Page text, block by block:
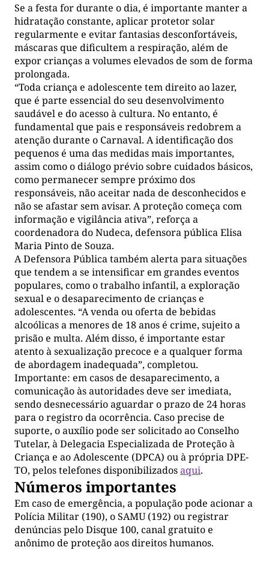
Se a festa for durante o dia, é importante manter a
hidratação constante, aplicar protetor solar
regularmente e evitar fantasias desconfortáveis,
máscaras que dificultem a respiração, além de
expor crianças a volumes elevados de som de forma
prolongada.
“Toda criança e adolescente tem direito ao lazer,
que é parte essencial do seu desenvolvimento
saudável e do acesso à cultura. No entanto, é
fundamental que pais e responsáveis redobrem a
atenção durante o Carnaval. A identificação dos
pequenos é uma das medidas mais importantes,
assim como o diálogo prévio sobre cuidados básicos,
como permanecer sempre próximo dos
responsáveis, não aceitar nada de desconhecidos e
não se afastar sem avisar. A proteção começa com
informação e vigilância ativa”, reforça a
coordenadora do Nudeca, defensora pública Elisa
Maria Pinto de Souza.
A Defensora Pública também alerta para situações
que tendem a se intensificar em grandes eventos
populares, como o trabalho infantil, a exploração
sexual e o desaparecimento de crianças e
adolescentes. “A venda ou oferta de bebidas
alcoólicas a menores de 18 anos é crime, sujeito a
prisão e multa. Além disso, é importante estar
atento à sexualização precoce e a qualquer forma
de abordagem inadequada”, completou.
Importante: em casos de desaparecimento, a
comunicação às autoridades deve ser imediata,
sendo desnecessário aguardar o prazo de 24 horas
para o registro da ocorrência. Caso precise de
suporte, o auxílio pode ser solicitado ao Conselho
Tutelar, à Delegacia Especializada de Proteção à
Criança e ao Adolescente (DPCA) ou à própria DPE-
TO, pelos telefones disponibilizadosaqui.
Números importantes
Em caso de emergência, a população pode acionar a
Polícia Militar (190), o SAMU (192) ou registrar
denúncias pelo Disque 100, canal gratuito e
anônimo de proteção aos direitos humanos.